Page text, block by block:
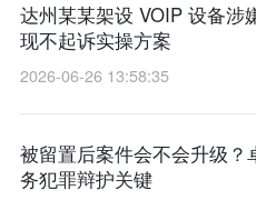
达州某某架设 VOIP 设备涉
现不起诉实操方案
2026-06-26 13:58:35
被留置后案件会不会升级
务犯罪辩护关键